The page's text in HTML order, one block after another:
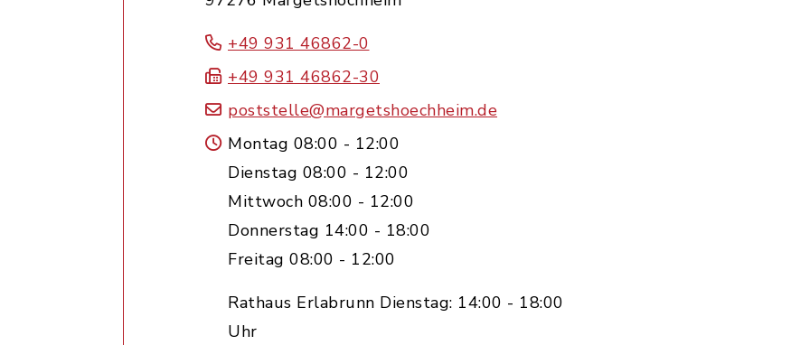
+49 931 46862-0
+49 931 46862-30
poststelle@margetshoechheim.de
Montag 08:00 - 12:00
Dienstag 08:00 - 12:00
Mittwoch 08:00 - 12:00
Donnerstag 14:00 - 18:00
Freitag 08:00 - 12:00
Rathaus Erlabrunn Dienstag: 14:00 - 18:00
Uhr